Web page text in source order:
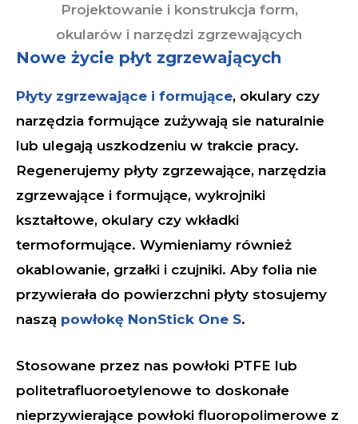
Projektowanie i konstrukcja form,
okularów i narzędzi zgrzewających
Nowe życie płyt zgrzewających
Płyty zgrzewające i formujące, okulary czy
narzędzia formujące zużywają sie naturalnie
lub ulegają uszkodzeniu w trakcie pracy.
Regenerujemy płyty zgrzewające, narzędzia
zgrzewające i formujące, wykrojniki
kształtowe, okulary czy wkładki
termoformujące. Wymieniamy również
okablowanie, grzałki i czujniki. Aby folia nie
przywierała do powierzchni płyty stosujemy
naszą powłokę NonStick One S.
Stosowane przez nas powłoki PTFE lub
politetrafluoroetylenowe to doskonałe
nieprzywierające powłoki fluoropolimerowe z